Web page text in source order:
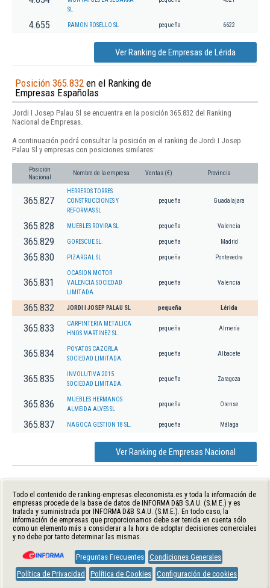
SL
4.655 RAMON ROSELLO SL pequeña 6622
Ver Ranking de Empresas de Lérida
Posición 365.832 en el Ranking de
Empresas Españolas
Jordi I Josep Palau Sl se encuentra en la posición 365.832 del Ranking
Nacional de Empresas.
A continuación podrá consultar la posición en el ranking de Jordi I Josep
Palau Sl y empresas con posiciones similares:
Posición
Nacional
Nombre de la empresa Ventas (€) Provincia
365.827
HERREROS TORRES
CONSTRUCCIONES Y
REFORMAS SL
pequeña Guadalajara
365.828 MUEBLES ROVIRA SL pequeña Valencia
365.829 GORESCUE SL. pequeña Madrid
365.830 PIZARGAL SL pequeña Pontevedra
365.831
OCASION MOTOR
VALENCIA SOCIEDAD
LIMITADA.
pequeña Valencia
365.832 JORDI I JOSEP PALAU SL pequeña Lérida
365.833
CARPINTERIA METALICA
HNOS MARTINEZ SL.
pequeña Almería
365.834
POYATOS CAZORLA
SOCIEDAD LIMITADA.
pequeña Albacete
365.835
INVOLUTIVA 2015
SOCIEDAD LIMITADA.
pequeña Zaragoza
365.836
MUEBLES HERMANOS
ALMEIDA ALVES SL
pequeña Orense
365.837 NAGOCA GESTION 18 SL. pequeña Málaga
Ver Ranking de Empresas Nacional
Todo el contenido de ranking-empresas.eleconomista.es y toda la información de
empresas procede de la base de datos de INFORMA D&B S.A.U. (S.M.E.) y es
tratada y suministrada por INFORMA D&B S.A.U. (S.M.E.). En todo caso, la
información de empresas que proporcionamos debe ser tenida en cuenta sólo
como un elemento más a considerar a la hora de adoptar decisiones comerciales
y no debe por tanto determinar las mismas.
Preguntas Frecuentes Condiciones Generales
Política de Privacidad
Política de Cookies Configuración de cookies